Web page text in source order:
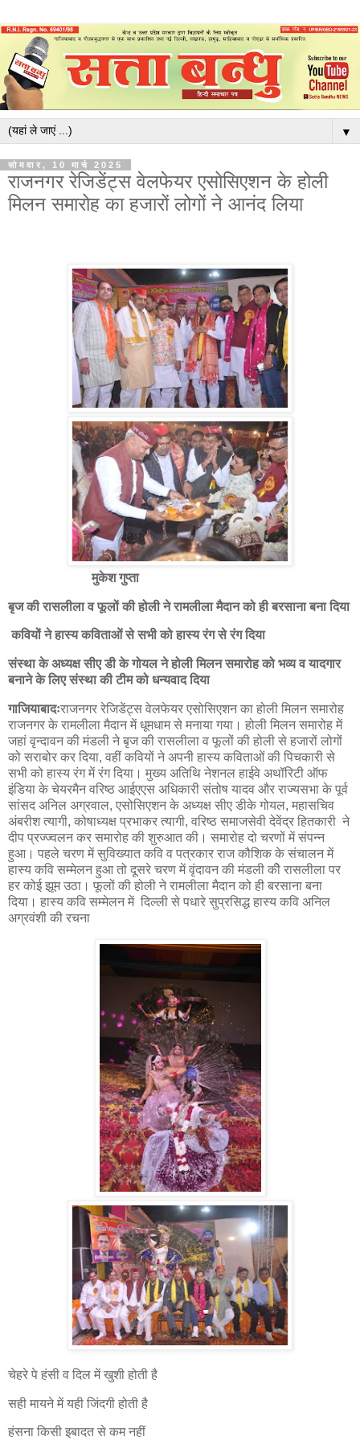
▼
सोमवार, 10 मार्च 2025
राजनगर रेजिडेंट्स वेलफेयर एसोसिएशन के होली
मिलन समारोह का हजारों लोगों ने आनंद लिया
मुकेश गुप्ता
बृज की रासलीला व फूलों की होली ने रामलीला मैदान को ही बरसाना बना दिया
कवियों ने हास्य कविताओं से सभी को हास्य रंग से रंग दिया
संस्था के अध्यक्ष सीए डी के गोयल ने होली मिलन समारोह को भव्य व यादगार
बनाने के लिए संस्था की टीम को धन्यवाद दिया
गाजियाबादःराजनगर रेजिडेंट्स वेलफेयर एसोसिएशन का होली मिलन समारोह
राजनगर के रामलीला मैदान में धूमधाम से मनाया गया। होली मिलन समारोह में
जहां वृन्दावन की मंडली ने बृज की रासलीला व फूलों की होली से हजारों लोगों
को सराबोर कर दिया, वहीं कवियों ने अपनी हास्य कविताओं की पिचकारी से
सभी को हास्य रंग में रंग दिया। मुख्य अतिथि नेशनल हाईवे अथॉरिटी ऑफ
इंडिया के चेयरमैन वरिष्ठ आईएएस अधिकारी संतोष यादव और राज्यसभा के पूर्व
सांसद अनिल अग्रवाल, एसोसिएशन के अध्यक्ष सीए डीके गोयल, महासचिव
अंबरीश त्यागी, कोषाध्यक्ष प्रभाकर त्यागी, वरिष्ठ समाजसेवी देवेंद्र हितकारी ने
दीप प्रज्ज्वलन कर समारोह की शुरुआत की। समारोह दो चरणों में संपन्न
हुआ। पहले चरण में सुविख्यात कवि व पत्रकार राज कौशिक के संचालन में
हास्य कवि सम्मेलन हुआ तो दूसरे चरण में वृंदावन की मंडली कीे रासलीला पर
हर कोई झूम उठा। फूलों की होली ने रामलीला मैदान को ही बरसाना बना
दिया। हास्य कवि सम्मेलन में दिल्ली से पधारे सुप्रसिद्ध हास्य कवि अनिल
अग्रवंशी की रचना
चेहरे पे हंसी व दिल में खुशी होती है
सही मायने में यही जिंदगी होती है
हंसना किसी इबादत से कम नहीं